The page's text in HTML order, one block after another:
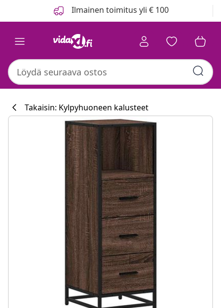
Ilmainen toimitus yli € 100
#sharemevidaxl
Takaisin: Kylpyhuoneen kalusteet